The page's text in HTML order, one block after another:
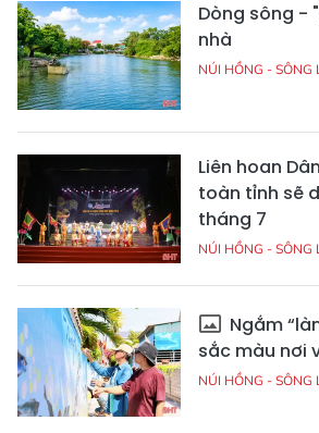
Dòng sông -
nhà
NÚI HỒNG - SÔNG
Liên hoan
toàn tỉnh sẽ
tháng 7
NÚI HỒNG - SÔNG
Ngắm
sắc màu nơi
NÚI HỒNG - SÔNG